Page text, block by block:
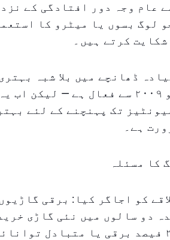
عام وجہ دور افتادگی کے
لوگ بسوں یا میٹرو کا
کرتے ہیں۔
ڈھانچے میں بلا شبہ
طور پر میٹرو نیٹ ورک جو ۲۰۰۹ سے فعال ہے
تک پہنچنے کے لئے
ہے۔
کا مسئلہ
کو اجاگر کیا: برقی
دو سالوں میں نئی گاڑی
رکھتے ہیں، جن میں سے ۲۴ فیصد برقی یا